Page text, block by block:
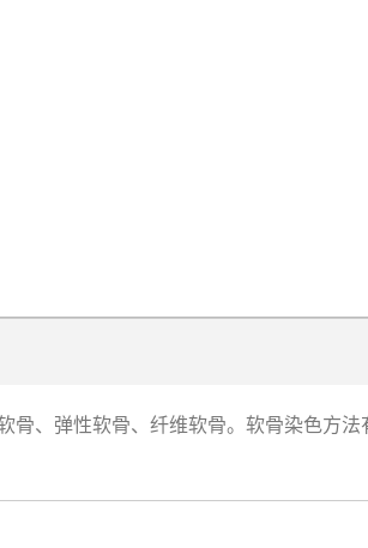
、弹性软骨、纤维软骨。软骨染色方法